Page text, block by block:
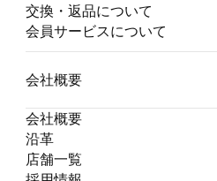
交換・返品について
会員サービスについて
会社概要
会社概要
沿革
店舗一覧